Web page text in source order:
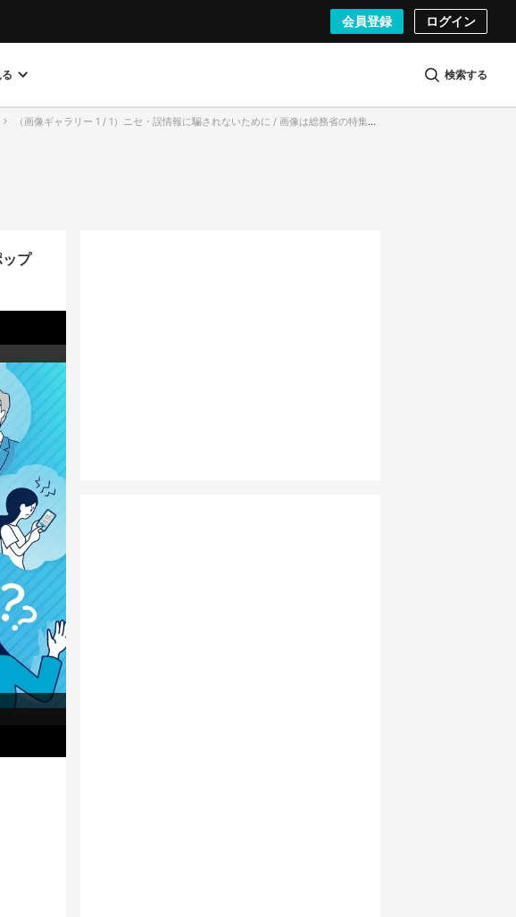
会員登録 ログイン
検索する
（画像ギャラリー 1 / 1）ニセ・誤情報に騙されないために / 画像は総務省の特集ページより
プ